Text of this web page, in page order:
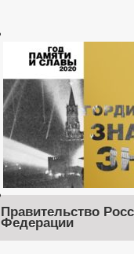
Правительство
Федерации